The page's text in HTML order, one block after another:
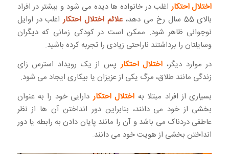
اختلال احتکاراغلب در خانواده ها دیده می شود و بیشتر در افراد
بالای 55 سال رخ می دهد،
علائم اختلال احتکاراغلب در اوایل
نوجوانی ظاهر شود. ممکن است در کودکی زمانی که دیگران
وسایلتان را برداشتند ناراحتی زیادی را تجربه کرده باشید.
در موارد دیگر،اختلال احتکارپس از یک رویداد استرس زای
زندگی مانند طلاق، مرگ یکی از عزیزان یا بیکاری ایجاد می شود.
بسیاری از افراد مبتلا به اختلال احتکاردارایی خود را به عنوان
بخشی از خود می دانند، بنابراین دور انداختن آن ها از نظر
عاطفی دردناک می باشد و آن را مانند پایان دادن به رابطه یا دور
انداختن بخشی از هویت خود می دانند.